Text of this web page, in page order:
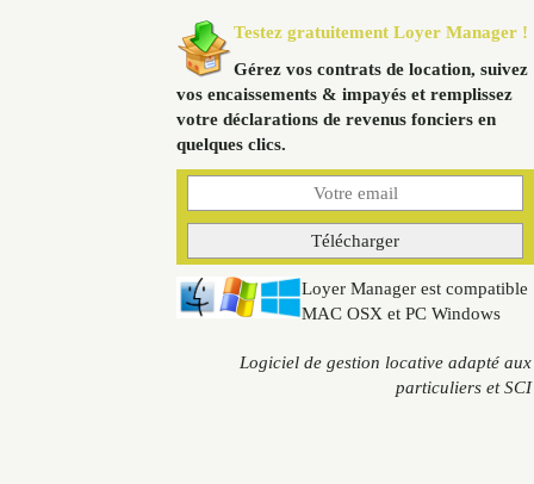
Testez gratuitement Loyer Manager !
Gérez vos contrats de location, suivez
vos encaissements & impayés et remplissez
votre déclarations de revenus fonciers en
quelques clics.
Loyer Manager est compatible
MAC OSX et PC Windows
Logiciel de gestion locative adapté aux
particuliers et SCI